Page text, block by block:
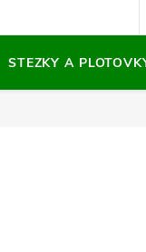
STEZKY A